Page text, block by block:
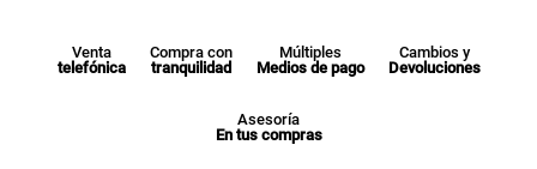
Venta
telefónica
Compra con
tranquilidad
Múltiples
Medios de pago
Cambios y
Devoluciones
Asesoría
En tus compras